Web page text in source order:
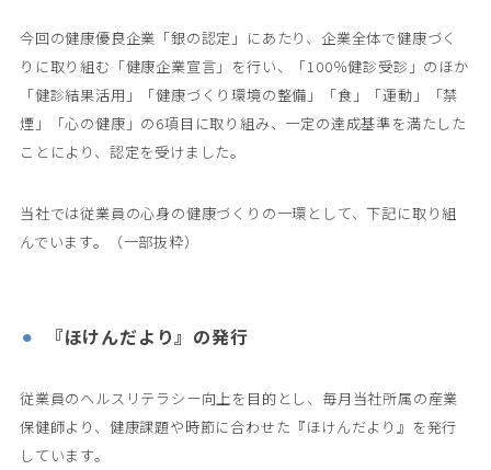
今回の健康優良企業「銀の認定」にあたり、企業全体で健康づく
りに取り組む「健康企業宣言」を行い、「100％健診受診」のほか
「健診結果活用」「健康づくり環境の整備」「食」「運動」「禁
煙」「心の健康」の6項目に取り組み、一定の達成基準を満たした
ことにより、認定を受けました。
当社では従業員の心身の健康づくりの一環として、下記に取り組
んでいます。（一部抜粋）
『ほけんだより』の発行
従業員のヘルスリテラシー向上を目的とし、毎月当社所属の産業
保健師より、健康課題や時節に合わせた『ほけんだより』を発行
しています。